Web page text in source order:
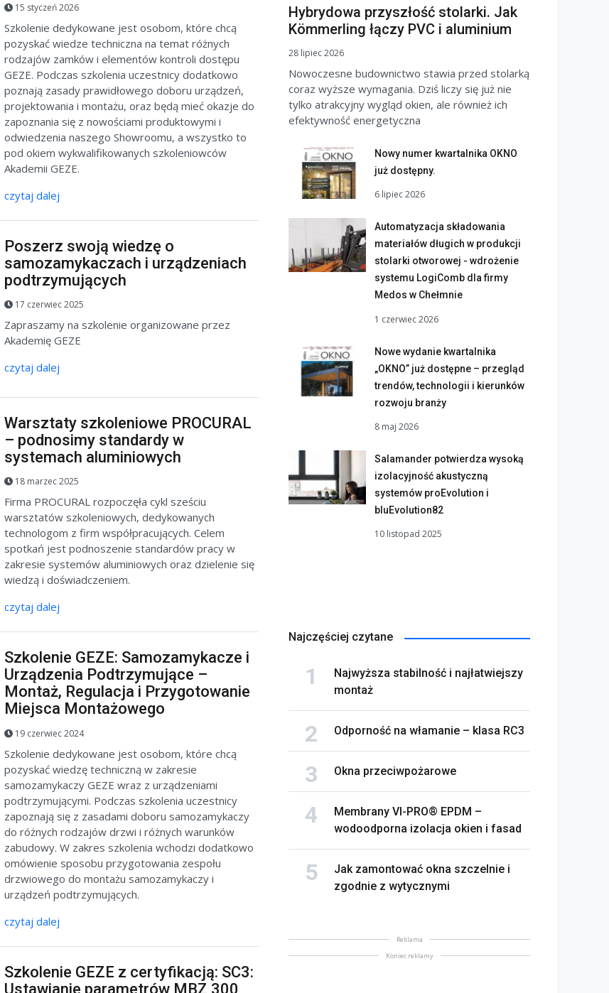
15 styczeń 2026
Szkolenie dedykowane jest osobom, które chcą
pozyskać wiedze techniczna na temat różnych
rodzajów zamków i elementów kontroli dostępu
GEZE. Podczas szkolenia uczestnicy dodatkowo
poznają zasady prawidłowego doboru urządzeń,
projektowania i montażu, oraz będą mieć okazje do
zapoznania się z nowościami produktowymi i
odwiedzenia naszego Showroomu, a wszystko to
pod okiem wykwalifikowanych szkoleniowców
Akademii GEZE.
czytaj dalej
Poszerz swoją wiedzę o
samozamykaczach i urządzeniach
podtrzymujących
17 czerwiec 2025
Zapraszamy na szkolenie organizowane przez
Akademię GEZE
czytaj dalej
Warsztaty szkoleniowe PROCURAL
– podnosimy standardy w
systemach aluminiowych
18 marzec 2025
Firma PROCURAL rozpoczęła cykl sześciu
warsztatów szkoleniowych, dedykowanych
technologom z firm współpracujących. Celem
spotkań jest podnoszenie standardów pracy w
zakresie systemów aluminiowych oraz dzielenie się
wiedzą i doświadczeniem.
czytaj dalej
Szkolenie GEZE: Samozamykacze i
Urządzenia Podtrzymujące –
Montaż, Regulacja i Przygotowanie
Miejsca Montażowego
19 czerwiec 2024
Szkolenie dedykowane jest osobom, które chcą
pozyskać wiedzę techniczną w zakresie
samozamykaczy GEZE wraz z urządzeniami
podtrzymującymi. Podczas szkolenia uczestnicy
zapoznają się z zasadami doboru samozamykaczy
do różnych rodzajów drzwi i różnych warunków
zabudowy. W zakres szkolenia wchodzi dodatkowo
omówienie sposobu przygotowania zespołu
drzwiowego do montażu samozamykaczy i
urządzeń podtrzymujących.
czytaj dalej
Szkolenie GEZE z certyfikacją: SC3:
Ustawianie parametrów MBZ 300
Hybrydowa przyszłość stolarki. Jak
Kömmerling łączy PVC i aluminium
28 lipiec 2026
Nowoczesne budownictwo stawia przed stolarką
coraz wyższe wymagania. Dziś liczy się już nie
tylko atrakcyjny wygląd okien, ale również ich
efektywność energetyczna
Nowy numer kwartalnika OKNO
już dostępny.
6 lipiec 2026
Automatyzacja składowania
materiałów długich w produkcji
stolarki otworowej - wdrożenie
systemu LogiComb dla firmy
Medos w Chełmnie
1 czerwiec 2026
Nowe wydanie kwartalnika
„OKNO” już dostępne – przegląd
trendów, technologii i kierunków
rozwoju branży
8 maj 2026
Salamander potwierdza wysoką
izolacyjność akustyczną
systemów proEvolution i
bluEvolution82
10 listopad 2025
Najczęściej czytane
Najwyższa stabilność i najłatwiejszy
montaż
Odporność na włamanie – klasa RC3
Okna przeciwpożarowe
Membrany VI-PRO® EPDM –
wodoodporna izolacja okien i fasad
Jak zamontować okna szczelnie i
zgodnie z wytycznymi
Reklama
Koniec reklamy